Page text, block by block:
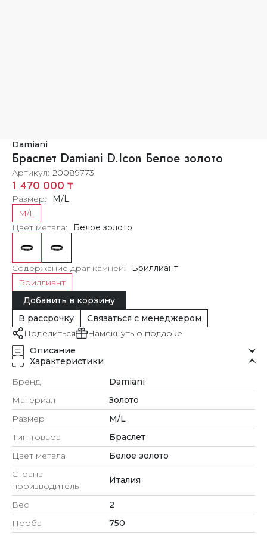
Damiani
Браслет Damiani D.Icon Белое золото
Артикул 20089773
1 470 000 ₸
Размер
M/L
M/L
Цвет метала
Белое золото
Содержание драг камней
Бриллиант
Бриллиант
Добавить в корзину
В рассрочку
Связаться с менеджером
Поделиться
Намекнуть о подарке
Описание
Характеристики
Бренд
Damiani
Материал
Золото
Размер
M/L
Тип товара
Браслет
Цвет метала
Белое золото
Страна
производитель
Италия
Вес
2
Проба
750